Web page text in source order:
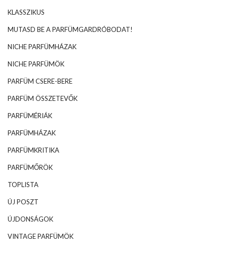
KLASSZIKUS
MUTASD BE A PARFÜMGARDRÓBODAT!
NICHE PARFÜMHÁZAK
NICHE PARFÜMÖK
PARFÜM CSERE-BERE
PARFÜM ÖSSZETEVŐK
PARFÜMÉRIÁK
PARFÜMHÁZAK
PARFÜMKRITIKA
PARFÜMŐRÖK
TOPLISTA
ÚJ POSZT
ÚJDONSÁGOK
VINTAGE PARFÜMÖK